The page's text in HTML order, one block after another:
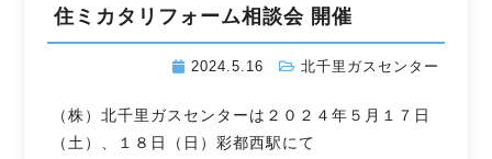
住ミカタリフォーム相談会 開催
2024.5.16 北千里ガスセンター
（株）北千里ガスセンターは２０２４年５月１７日
（土）、１８日（日）彩都西駅にて